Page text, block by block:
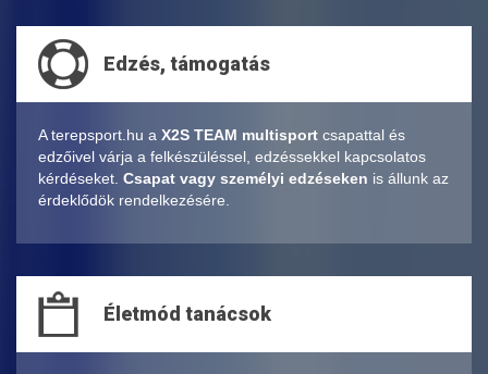
Edzés, támogatás
A terepsport.hu a X2S TEAM multisport csapattal és
edzőivel várja a felkészüléssel, edzéssekkel kapcsolatos
kérdéseket. Csapat vagy személyi edzéseken is állunk az
érdeklődök rendelkezésére.
Életmód tanácsok